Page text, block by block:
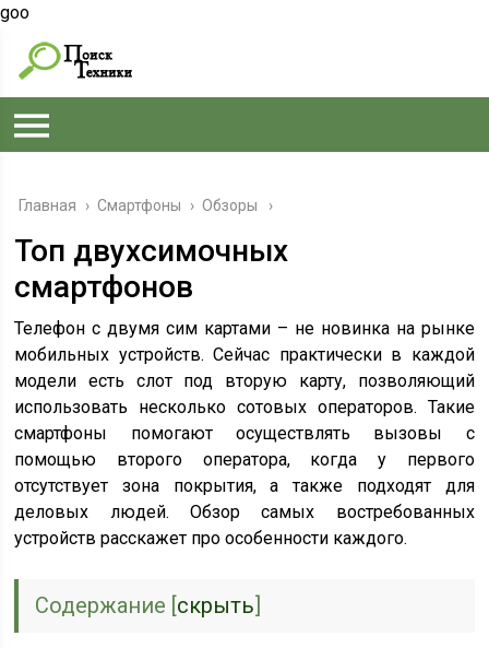
goo
Главная › Смартфоны › Обзоры
Топ двухсимочных
смартфонов
Телефон с двумя сим картами – не новинка на рынке
мобильных устройств. Сейчас практически в каждой
модели есть слот под вторую карту, позволяющий
использовать несколько сотовых операторов. Такие
смартфоны помогают осуществлять вызовы с
помощью второго оператора, когда у первого
отсутствует зона покрытия, а также подходят для
деловых людей. Обзор самых востребованных
устройств расскажет про особенности каждого.
Содержание [скрыть]